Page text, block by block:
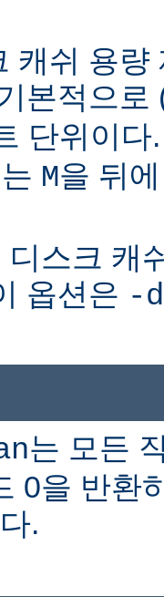
캐쉬 용
본적으
단위이
M을 뒤
디스크 캐
옵션은 -d
는 모든
0을 반환
.